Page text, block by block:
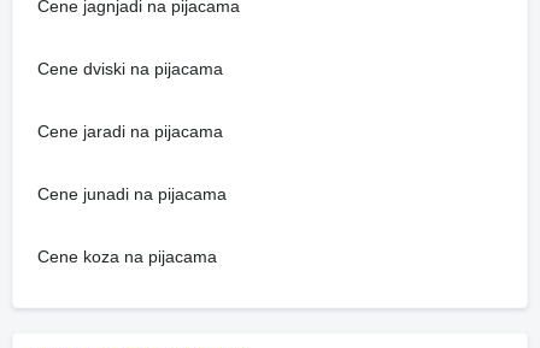
Cene jagnjadi na pijacama
Cene dviski na pijacama
Cene jaradi na pijacama
Cene junadi na pijacama
Cene koza na pijacama